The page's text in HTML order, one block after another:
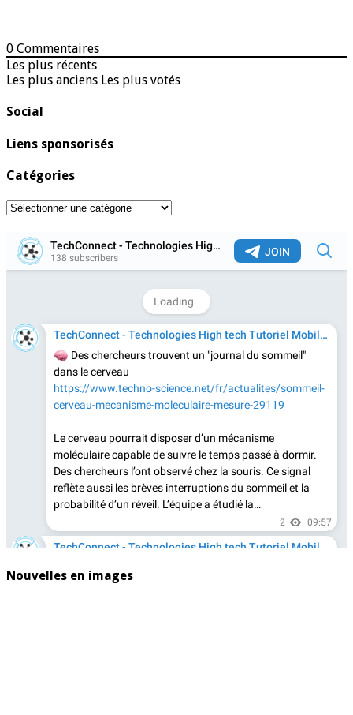
0 Commentaires
Les plus récents
Les plus anciens Les plus votés
Social
Liens sponsorisés
Catégories
Catégories
Nouvelles en images